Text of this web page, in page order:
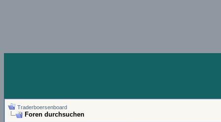
Traderboersenboard
Foren durchsuchen